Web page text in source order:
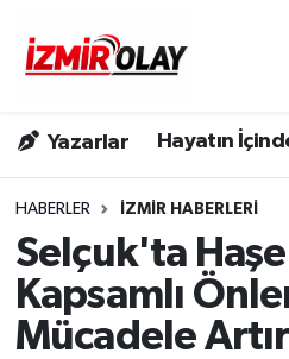
Yazarlar Hayatın
HABERLER İZMIR HABERLERI
Selçuk'ta
Kapsamlı
Mücadele
Konak Trafik Yoğunluk
Süper Lig Puan Durumu
Tüm Manşetler
Son Dakika Haberleri